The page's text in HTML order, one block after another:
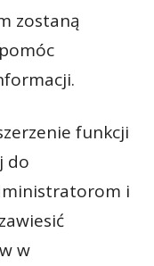
zostaną
funkcji
do
i
w